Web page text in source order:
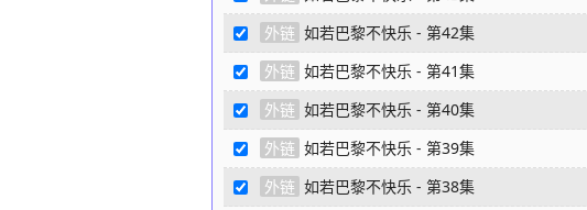
外链 如若巴黎不快乐 - 第42集
外链 如若巴黎不快乐 - 第41集
外链 如若巴黎不快乐 - 第40集
外链 如若巴黎不快乐 - 第39集
外链 如若巴黎不快乐 - 第38集